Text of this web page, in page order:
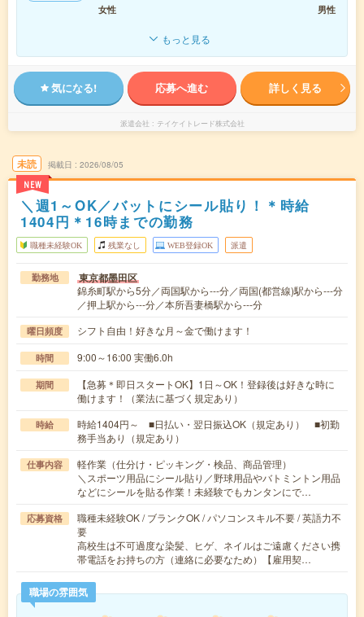
女性
男性
もっと見る
気になる! 応募へ進む 詳しく見る
派遣会社 テイケイトレード株式会社
未読
NEW
掲載日 2026/08/05
＼週1～OK／バットにシール貼り！＊時給
1404円＊16時までの勤務
職種未経験OK 残業なし WEB登録OK 派遣
勤務地 東京都墨田区
錦糸町駅から5分／両国駅から---分／両国(都営線)駅から---分
／押上駅から---分／本所吾妻橋駅から---分
曜日頻度 シフト自由！好きな月～金で働けます！
時間 9:00～16:00 実働6.0h
期間
【急募＊即日スタートOK】1日～OK！登録後は好きな時に
働けます！（業法に基づく規定あり）
時給
時給1404円～ ■日払い・翌日振込OK（規定あり） ■初勤
務手当あり（規定あり）
仕事内容
軽作業（仕分け・ピッキング・検品、商品管理）
＼スポーツ用品にシール貼り／野球用品やバトミントン用品
などにシールを貼る作業！未経験でもカンタンにで…
応募資格
職種未経験OK / ブランクOK / パソコンスキル不要 / 英語力不
要
高校生は不可過度な染髪、ヒゲ、ネイルはご遠慮ください携
帯電話をお持ちの方（連絡に必要なため）【雇用契…
職場の雰囲気